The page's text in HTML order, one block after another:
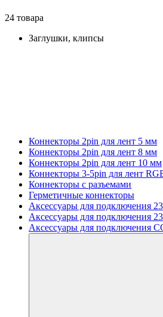
24 товара
Заглушки, клипсы
Коннекторы 2pin для лент 5 мм
Коннекторы 2pin для лент 8 мм
Коннекторы 2pin для лент 10 мм
Коннекторы 3-5pin для лент
Коннекторы с разъемами
Герметичные коннекторы
Аксессуары для подключения
Аксессуары для подключения
Аксессуары для подключения